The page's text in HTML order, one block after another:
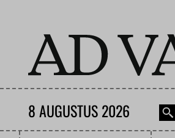
8 AUGUSTUS 2026